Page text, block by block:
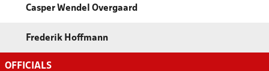
Casper Wendel Overgaard
Frederik Hoffmann
OFFICIALS